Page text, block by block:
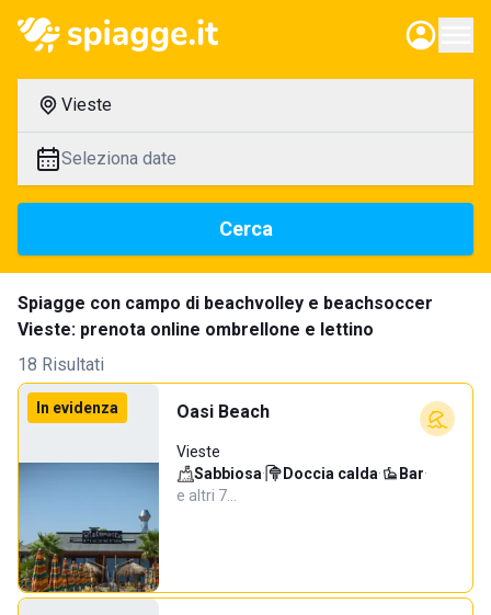
Vieste
Seleziona date
Cerca
Spiagge con campo di beachvolley e beachsoccer
Vieste: prenota online ombrellone e lettino
18 Risultati
In evidenza Oasi Beach
Vieste
Sabbiosa· Doccia calda· Bar·
e altri 7…